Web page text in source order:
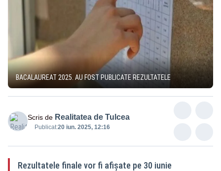
BACALAUREAT 2025. AU FOST PUBLICATE REZULTATELE
Scris de Realitatea de Tulcea
Publicat:20 iun. 2025, 12:16
Rezultatele finale vor fi afișate pe 30 iunie